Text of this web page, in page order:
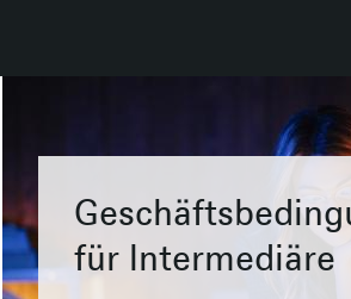
für Intermediäre